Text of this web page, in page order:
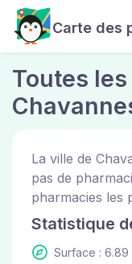
Carte des
Toutes
La ville de
pas de
pharmacies les
Statistique
Surface : 6.89